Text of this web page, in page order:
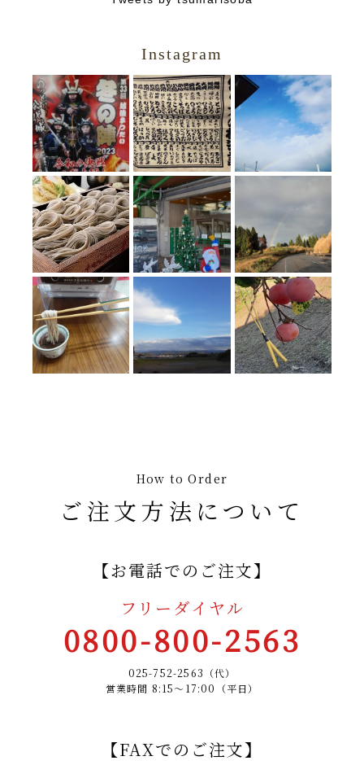
Instagram
How to Order
ご注文方法について
【お電話でのご注文】
フリーダイヤル
0800-800-2563
025-752-2563（代）
営業時間 8:15～17:00（平日）
【FAXでのご注文】